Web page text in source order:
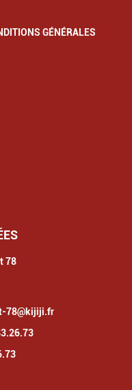
GÉNÉRALES
78
78@kijiji.fr